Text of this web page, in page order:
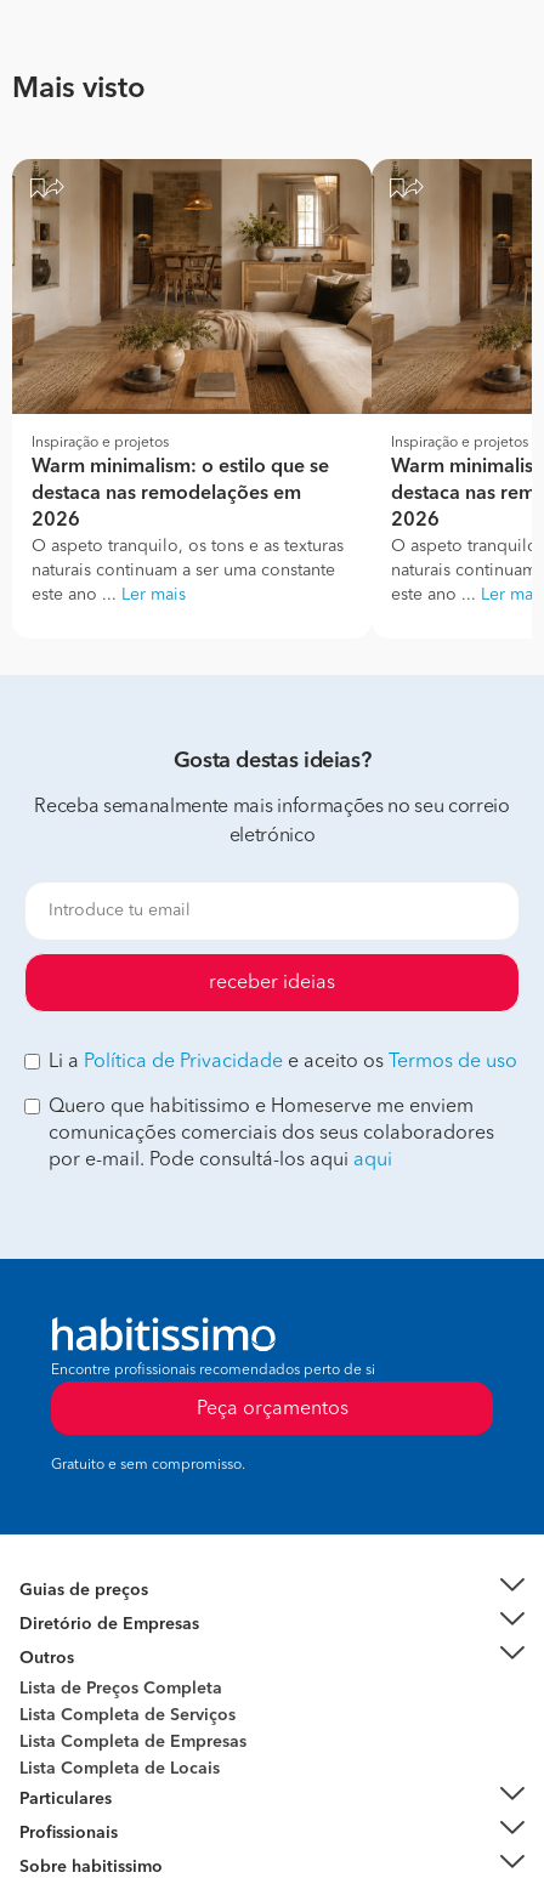
Mais visto
Inspiração e projetos
Warm minimalism: o estilo que se
destaca nas remodelações em
2026
O aspeto tranquilo, os tons e as texturas
naturais continuam a ser uma constante
este ano ... Ler mais
Inspiração e projetos
Warm
destaca nas
2026
O aspeto
naturais continuam
este ano ... Ler mais
Gosta destas ideias?
Receba semanalmente mais informações no seu correio
eletrónico
receber ideias
Li a Política de Privacidade e aceito os Termos de uso
Quero que habitissimo e Homeserve me enviem
comunicações comerciais dos seus colaboradores
por e-mail. Pode consultá-los aqui aqui
Encontre profissionais recomendados perto de si
Peça orçamentos
Gratuito e sem compromisso.
Guias de preços
Diretório de Empresas
Outros
Lista de Preços Completa
Lista Completa de Serviços
Lista Completa de Empresas
Lista Completa de Locais
Particulares
Profissionais
Sobre habitissimo